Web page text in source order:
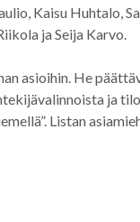
Kaisu Huhtalo,
ja Seija Karvo.
asioihin. He
ja
Listan